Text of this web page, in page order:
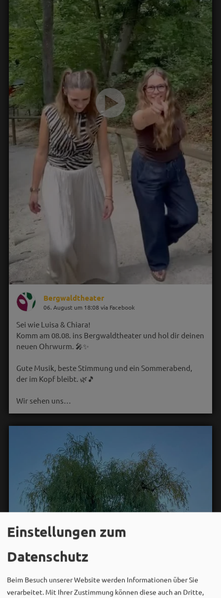
Bergwaldtheater
06. August um 18:08 via Facebook
Sei wie Luisa & Chiara!
Komm am 08.08. ins Bergwaldtheater und hol dir deinen
neuen Ohrwurm. 🎤✨
Gute Musik, beste Stimmung und ein Sommerabend,
der im Kopf bleibt. 🌿🎵
Wir sehen uns…
Einstellungen zum
Datenschutz
Beim Besuch unserer Website werden Informationen über Sie
verarbeitet. Mit Ihrer Zustimmung können diese auch an Dritte,